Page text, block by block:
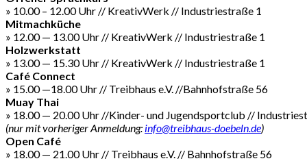
» 10.00 – 12.00 Uhr // KreativWerk // Industriestraße 1
Mitmachküche
» 12.00 — 13.00 Uhr // KreativWerk // Industriestraße 1
Holzwerkstatt
» 13.00 — 15.30 Uhr // KreativWerk // Industriestraße 1
Café Connect
» 15.00 —18.00 Uhr // Treibhaus e.V. //Bahnhofstraße 56
Muay Thai
» 18.00 — 20.00 Uhr //Kinder- und Jugendsportclub //
(nur mit vorheriger Anmeldung: info@treibhaus-doebeln.de)
Open Café
» 18.00 — 21.00 Uhr // Treibhaus e.V. // Bahnhofstraße 56